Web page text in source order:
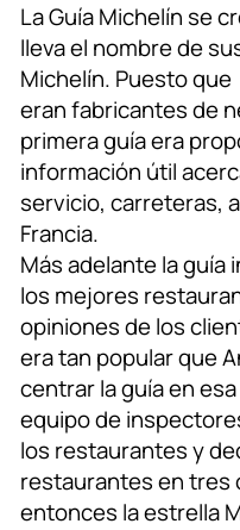
La Guía Michelín se
lleva el nombre de
Michelín. Puesto
eran fabricantes de
primera guía era
información útil
servicio, carreteras,
Francia.
Más adelante la guía
los mejores
opiniones de los
era tan popular que
centrar la guía en
equipo de
los restaurantes y
restaurantes en tres
entonces la estrella